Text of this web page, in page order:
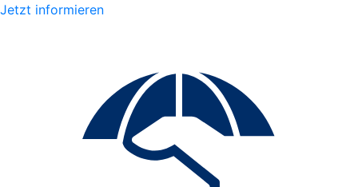
Jetzt informieren